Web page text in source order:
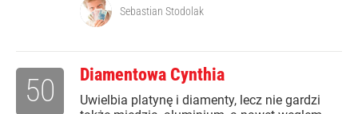
Sebastian Stodolak
Diamentowa Cynthia
Uwielbia platynę i diamenty, lecz nie gardzi
50